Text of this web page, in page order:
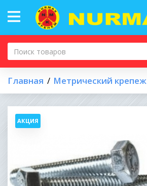
Главная Метрический крепеж
АКЦИЯ